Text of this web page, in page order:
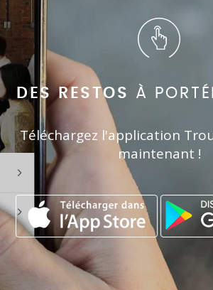
DES RESTOS À
Téléchargez l'application
maintenant !